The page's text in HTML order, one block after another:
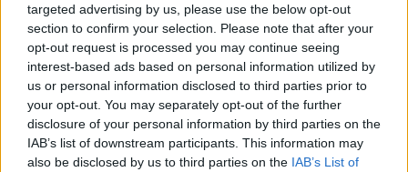
targeted advertising by us, please use the below opt-out
section to confirm your selection. Please note that after your
opt-out request is processed you may continue seeing
interest-based ads based on personal information utilized by
us or personal information disclosed to third parties prior to
your opt-out. You may separately opt-out of the further
disclosure of your personal information by third parties on the
IAB’s list of downstream participants. This information may
also be disclosed by us to third parties on the IAB’s List of
βρίσκεται σε πολύ κεντρικό σημείο και
προσφέρει εύκολη πρόσβαση. Τι είναι αυτό που
έκανε την 30χρονη Χρύσα να μείνει στη
Θεσσαλονίκη, παρά τις επαγγελματικές
προτάσεις που δέχτηκε από το εξωτερικό; Η
αγάπη της για τη χώρα και η πίστη της ότι τα
πράγματα μπορούν να γίνουν καλύτερα. “Κάποιος